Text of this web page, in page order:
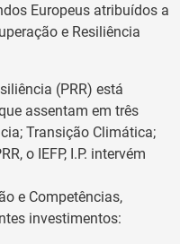
Europeus atribuídos a
e Resiliência
(PRR) está
assentam em três
Transição Climática;
o IEFP, I.P. intervém
e Competências,
investimentos: